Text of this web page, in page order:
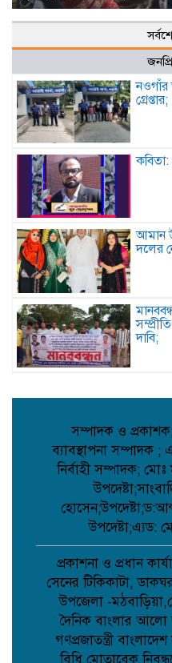
নওগাঁর
গ্রেপ্তার;
আমান
দলের
দাবি;
টানা
সম্পাদক ও
ব্যাবস্থাপনা সম্পাদক
নির্বাহী সম্পাদক;
উপদেষ্টা;এ্যড:
প্রকাশনা ও প্রধান
সেনের টিকিকাটা,
উপজেলা -
দৈনিক বাংলার আলো
গণপ্রজাতন্ত্রী
বিধি মোতাবেক